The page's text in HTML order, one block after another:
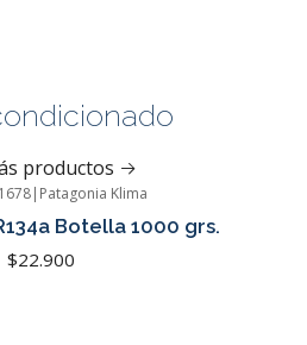
productos
| Patagonia Klima
Botella 1000 grs.
$22.900